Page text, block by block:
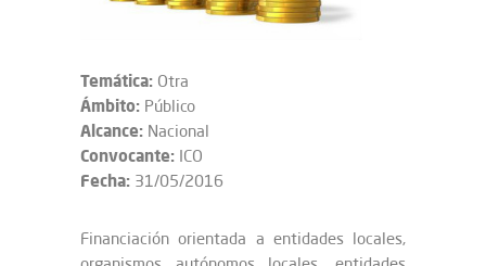
Temática: Otra
Ámbito: Público
Alcance: Nacional
Convocante: ICO
Fecha: 31/05/2016
Financiación orientada a entidades locales,